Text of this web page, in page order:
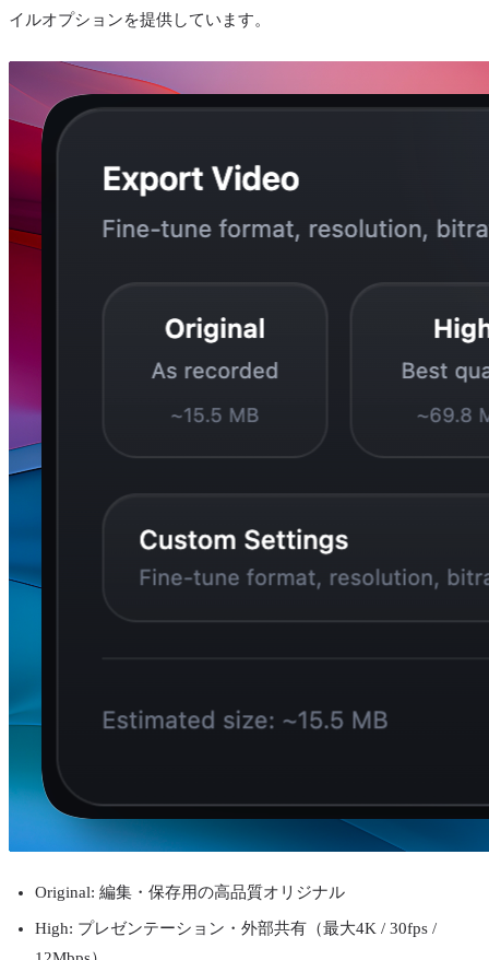
イルオプションを提供しています。
Original: 編集・保存用の高品質オリジナル
High: プレゼンテーション・外部共有（最大4K / 30fps /